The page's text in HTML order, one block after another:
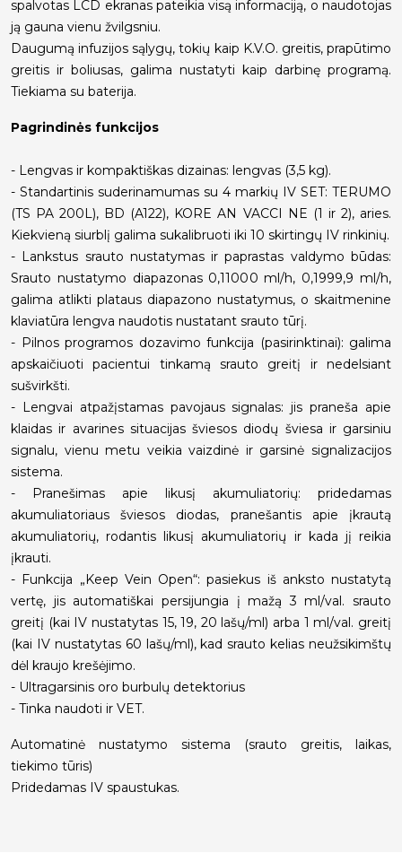
spalvotas LCD ekranas pateikia visą informaciją, o naudotojas
ją gauna vienu žvilgsniu.
Daugumą infuzijos sąlygų, tokių kaip K.V.O. greitis, prapūtimo
greitis ir boliusas, galima nustatyti kaip darbinę programą.
Tiekiama su baterija.
Pagrindinės funkcijos
- Lengvas ir kompaktiškas dizainas: lengvas (3,5 kg).
- Standartinis suderinamumas su 4 markių IV SET: TERUMO
(TS PA 200L), BD (A122), KORE AN VACCI NE (1 ir 2), aries.
Kiekvieną siurblį galima sukalibruoti iki 10 skirtingų IV rinkinių.
- Lankstus srauto nustatymas ir paprastas valdymo būdas:
Srauto nustatymo diapazonas 0,11000 ml/h, 0,1999,9 ml/h,
galima atlikti plataus diapazono nustatymus, o skaitmenine
klaviatūra lengva naudotis nustatant srauto tūrį.
- Pilnos programos dozavimo funkcija (pasirinktinai): galima
apskaičiuoti pacientui tinkamą srauto greitį ir nedelsiant
sušvirkšti.
- Lengvai atpažįstamas pavojaus signalas: jis praneša apie
klaidas ir avarines situacijas šviesos diodų šviesa ir garsiniu
signalu, vienu metu veikia vaizdinė ir garsinė signalizacijos
sistema.
- Pranešimas apie likusį akumuliatorių: pridedamas
akumuliatoriaus šviesos diodas, pranešantis apie įkrautą
akumuliatorių, rodantis likusį akumuliatorių ir kada jį reikia
įkrauti.
- Funkcija „Keep Vein Open“: pasiekus iš anksto nustatytą
vertę, jis automatiškai persijungia į mažą 3 ml/val. srauto
greitį (kai IV nustatytas 15, 19, 20 lašų/ml) arba 1 ml/val. greitį
(kai IV nustatytas 60 lašų/ml), kad srauto kelias neužsikimštų
dėl kraujo krešėjimo.
- Ultragarsinis oro burbulų detektorius
- Tinka naudoti ir VET.
Automatinė nustatymo sistema (srauto greitis, laikas,
tiekimo tūris)
Pridedamas IV spaustukas.